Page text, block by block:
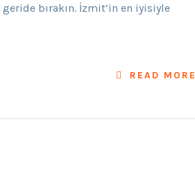
geride bırakın. İzmit’in en iyisiyle
READ MORE